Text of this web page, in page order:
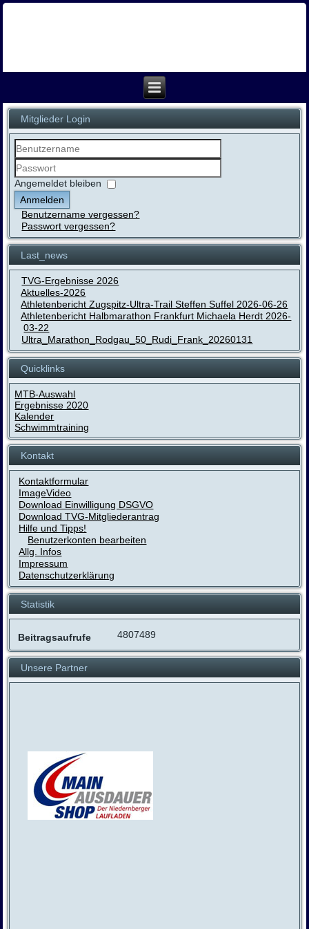
Mitglieder Login
Benutzername
Passwort
Angemeldet bleiben
Anmelden
Benutzername vergessen?
Passwort vergessen?
Last_news
TVG-Ergebnisse 2026
Aktuelles-2026
Athletenbericht Zugspitz-Ultra-Trail Steffen Suffel 2026-06-26
Athletenbericht Halbmarathon Frankfurt Michaela Herdt 2026-
03-22
Ultra_Marathon_Rodgau_50_Rudi_Frank_20260131
Quicklinks
MTB-Auswahl
Ergebnisse 2020
Kalender
Schwimmtraining
Kontakt
Kontaktformular
ImageVideo
Download Einwilligung DSGVO
Download TVG-Mitgliederantrag
Hilfe und Tipps!
Benutzerkonten bearbeiten
Allg. Infos
Impressum
Datenschutzerklärung
Statistik
Beitragsaufrufe 4807489
Unsere Partner